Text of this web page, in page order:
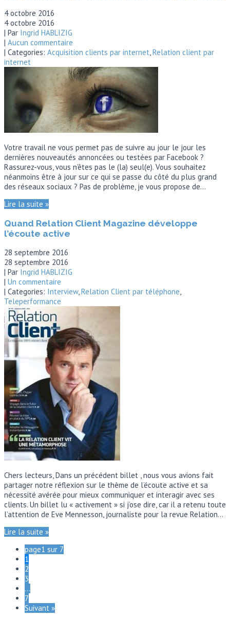
4 octobre 2016
4 octobre 2016
| Par Ingrid HABLIZIG
| Aucun commentaire
| Categories: Acquisition clients par internet,Relation client par
internet
Votre travail ne vous permet pas de suivre au jour le jour les
dernières nouveautés annoncées ou testées par Facebook ?
Rassurez-vous, vous n’êtes pas le (la) seul(e). Vous souhaitez
néanmoins être à jour sur ce qui se passe du côté du plus grand
des réseaux sociaux ? Pas de problème, je vous propose de…
Lire la suite »
Quand Relation Client Magazine développe
l’écoute active
28 septembre 2016
28 septembre 2016
| Par Ingrid HABLIZIG
| Un commentaire
| Categories: Interview,Relation Client par téléphone,
Teleperformance
Chers lecteurs, Dans un précédent billet , nous vous avions fait
partager notre réflexion sur le thème de l’écoute active et sa
nécessité avérée pour mieux communiquer et interagir avec ses
clients. Un billet lu « activement » si j’ose dire, car il a retenu toute
l’attention de Eve Mennesson, journaliste pour la revue Relation…
Lire la suite »
page1 sur 7
1
2
3
…
7
Suivant »